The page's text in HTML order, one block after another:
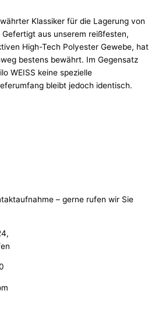
Klassiker für die Lagerung von
aus unserem reißfesten,
High-Tech Polyester Gewebe, hat
bestens bewährt. Im Gegensatz
WEISS keine spezielle
bleibt jedoch identisch.
– gerne rufen wir Sie